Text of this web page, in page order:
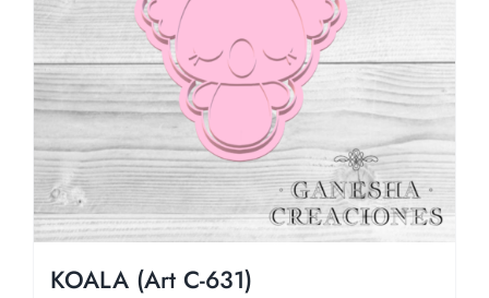
KOALA (Art C-631)